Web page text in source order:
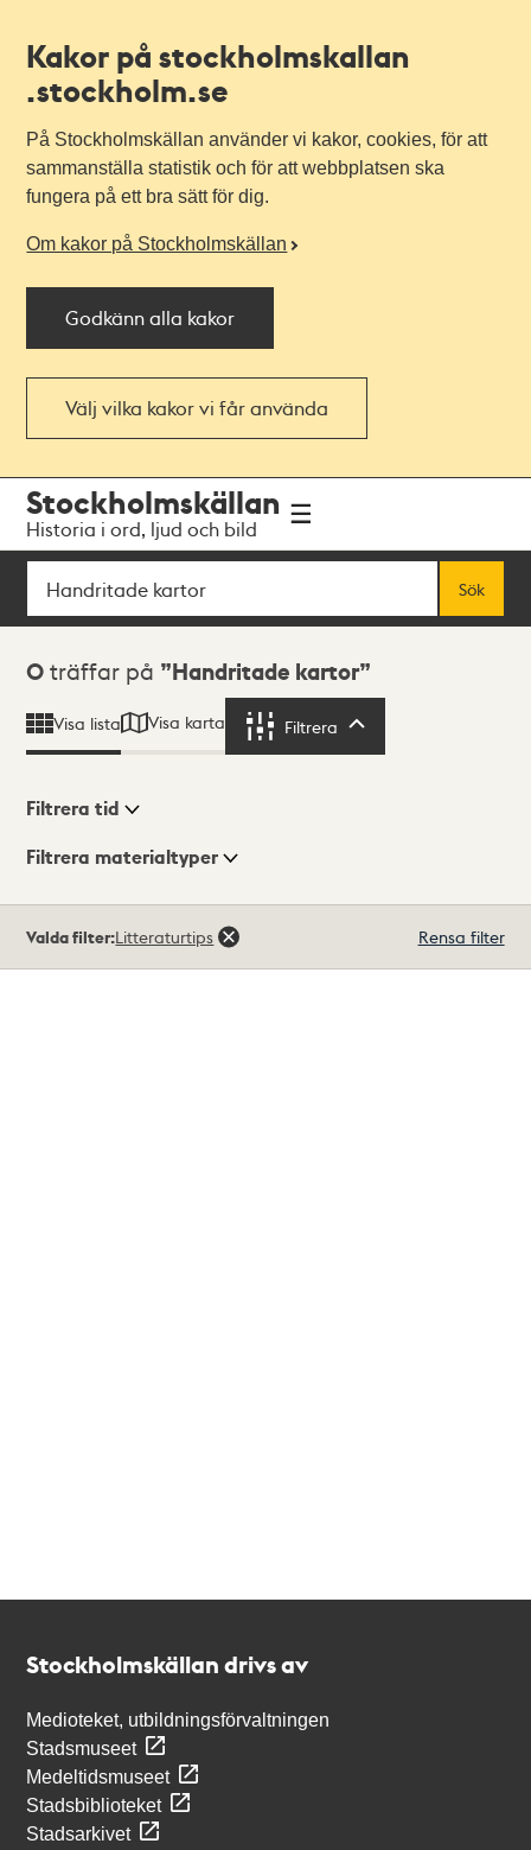
Kakor på stockholmskallan
.stockholm.se
På Stockholmskällan använder vi kakor, cookies, för att
sammanställa statistik och för att webbplatsen ska
fungera på ett bra sätt för dig.
Om kakor på Stockholmskällan
Godkänn alla kakor
Välj vilka kakor vi får använda
navigationen
huvudinnehållet
Stockholmskällan
Historia i ord, ljud och bild
Sök
Sök
Sökresultat
0 träffar på Handritade kartor
Visa lista Visa karta Filtrera
Visningsläge
Filtrera tid
Filtrera materialtyper
träffar
Valda filter:Litteraturtips Rensa filter
Stockholmskällan drivs av
Medioteket, utbildningsförvaltningen
Stadsmuseet
Medeltidsmuseet
Stadsbiblioteket
Stadsarkivet